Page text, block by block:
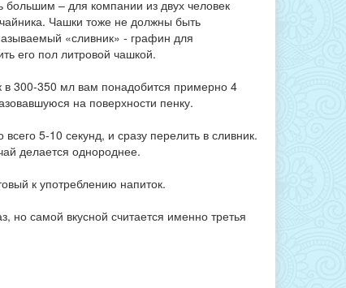
– для компании из двух человек
Чашки тоже не должны быть
«сливник» - графин для
его пол литровой чашкой.
в 300-350 мл вам понадобится примерно 4
на поверхности пенку.
5-10 секунд, и сразу перелить в сливник.
делается однороднее.
к употреблению напиток.
но самой вкусной считается именно третья